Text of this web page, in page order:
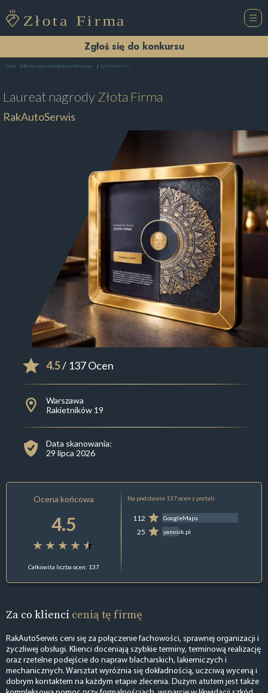
Zgłoś się do konkursu
Home Blacharstwo samochodowe Warszawa RakAutoSerwis
Laureat nagrodyZłota Firma
RakAutoSerwis
4.5/ 137 Ocen
Warszawa
Rakietników 19
Data skanowania:
29 lipca 2026
Ocena końcowa
4.5
Całkowita liczba ocen: 137
Na podstawie 137 ocen z portali:
112 GoogleMaps
25 yanosik.pl
Za co klienci cenią tę firmę
RakAutoSerwis ceni się za połączenie fachowości, sprawnej organizacji i
życzliwej obsługi. Klienci doceniają szybkie terminy, terminową realizację
oraz rzetelne podejście do napraw blacharskich, lakierniczych i
mechanicznych. Warsztat wyróżnia się dokładnością, uczciwą wyceną i
dobrym kontaktem na każdym etapie zlecenia. Dużym atutem jest także